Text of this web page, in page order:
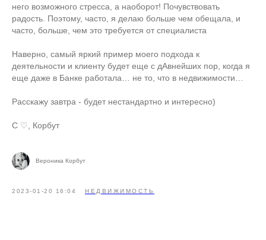
него возможного стресса, а наоборот! Почувствовать
радость. Поэтому, часто, я делаю больше чем обещала, и
часто, больше, чем это требуется от специалиста
Наверно, самый яркий пример моего подхода к
деятельности и клиенту будет еще с дАвнейших пор, когда я
еще даже в Банке работала… не то, что в недвижимости…
Расскажу завтра - будет нестандартно и интересно)
С ♡, Корбут
Вероника Корбут
2023-01-20 16:04 НЕДВИЖИМОСТЬ